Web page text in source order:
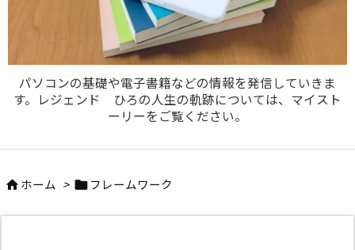
パソコンの基礎や電子書籍などの情報を発信していきま
す。レジェンド ひろの人生の軌跡については、マイスト
ーリーをご覧ください。
前へ

検索
 ホーム >  フレームワーク